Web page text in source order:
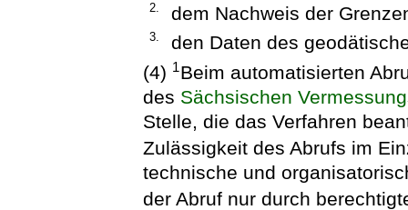
2. dem Nachweis der
3.
den Daten des
(4) 1Beim automatisierten
des Sächsischen
Stelle, die das Verfahren
Zulässigkeit des Abrufs im
technische und
der Abruf nur durch